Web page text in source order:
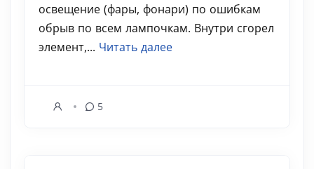
освещение (фары, фонари) по ошибкам
обрыв по всем лампочкам. Внутри сгорел
элемент,... Читать далее
5